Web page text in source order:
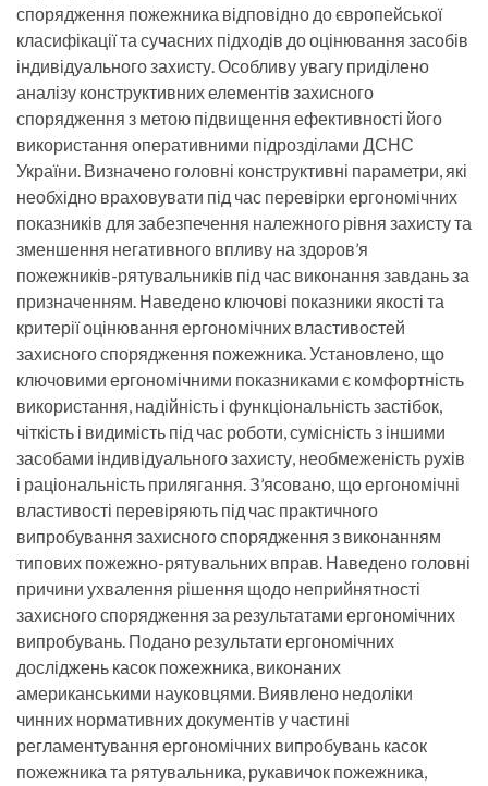
спорядження пожежника відповідно до європейської
класифікації та сучасних підходів до оцінювання засобів
індивідуального захисту. Особливу увагу приділено
аналізу конструктивних елементів захисного
спорядження з метою підвищення ефективності його
використання оперативними підрозділами ДСНС
України. Визначено головні конструктивні параметри, які
необхідно враховувати під час перевірки ергономічних
показників для забезпечення належного рівня захисту та
зменшення негативного впливу на здоров’я
пожежників-рятувальників під час виконання завдань за
призначенням. Наведено ключові показники якості та
критерії оцінювання ергономічних властивостей
захисного спорядження пожежника. Установлено, що
ключовими ергономічними показниками є комфортність
використання, надійність і функціональність застібок,
чіткість і видимість під час роботи, сумісність з іншими
засобами індивідуального захисту, необмеженість рухів
і раціональність прилягання. З’ясовано, що ергономічні
властивості перевіряють під час практичного
випробування захисного спорядження з виконанням
типових пожежно-рятувальних вправ. Наведено головні
причини ухвалення рішення щодо неприйнятності
захисного спорядження за результатами ергономічних
випробувань. Подано результати ергономічних
досліджень касок пожежника, виконаних
американськими науковцями. Виявлено недоліки
чинних нормативних документів у частині
регламентування ергономічних випробувань касок
пожежника та рятувальника, рукавичок пожежника,